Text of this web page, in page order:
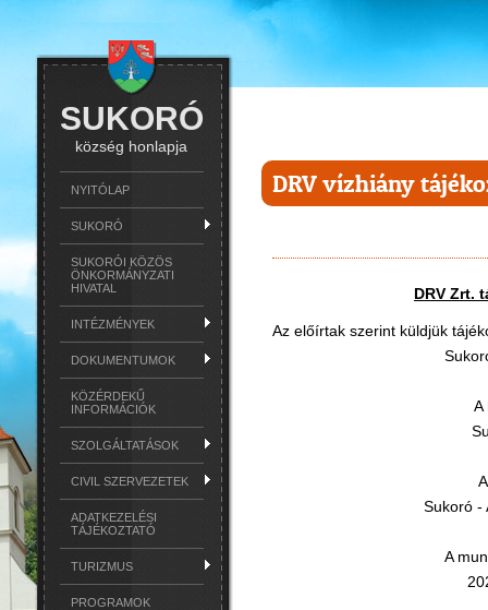
SUKORÓ
község honlapja
NYITÓLAP
SUKORÓ
SUKORÓI KÖZÖS
ÖNKORMÁNYZATI
HIVATAL
INTÉZMÉNYEK
DOKUMENTUMOK
KÖZÉRDEKŰ
INFORMÁCIÓK
SZOLGÁLTATÁSOK
CIVIL SZERVEZETEK
ADATKEZELÉSI
TÁJÉKOZTATÓ
TURIZMUS
PROGRAMOK
DRV vízhiány
DRV Zrt.
Az előírtak szerint küldjük
A
Sukoró -
A